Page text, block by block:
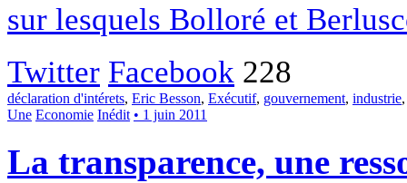
sur lesquels Bolloré et
Twitter Facebook 228
déclaration d'intérets, Eric Besson, Exécutif, gouvernement, industrie
Une Economie Inédit • 1 juin 2011
La transparence, une